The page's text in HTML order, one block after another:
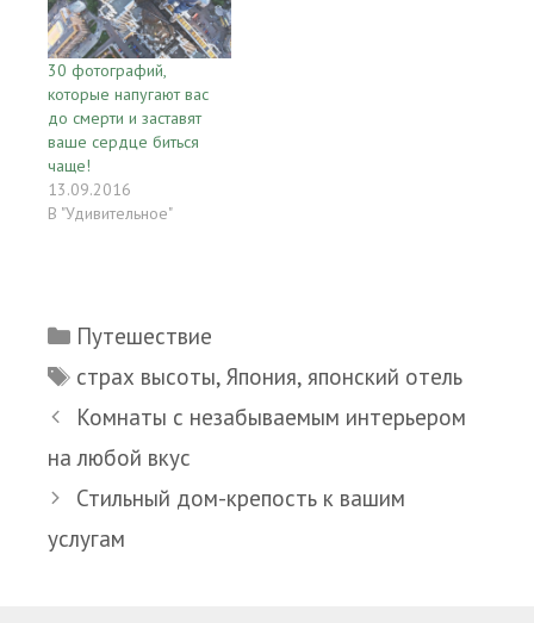
30 фотографий,
которые напугают вас
до смерти и заставят
ваше сердце биться
чаще!
13.09.2016
В "Удивительное"
Рубрики
Путешествие
Метки
страх высоты,Япония,японский отель
Комнаты с незабываемым интерьером
на любой вкус
Стильный дом-крепость к вашим
услугам